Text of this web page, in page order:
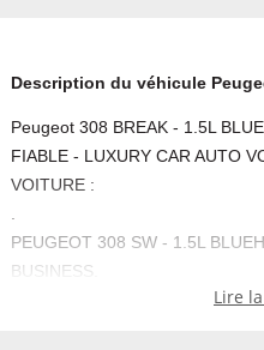
Description du véhicule
Peugeot 308 BREAK - 1.5L
FIABLE - LUXURY CAR AUTO
VOITURE :
.
PEUGEOT 308 SW - 1.5L
BUSINESS.
1 CLEF DISPO - VÉHICULELire